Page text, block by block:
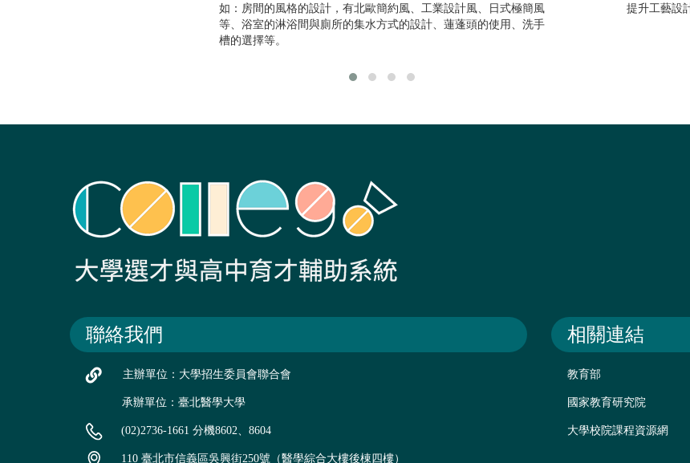
如：房間的風格的設計，有北歐簡約風、工業設計風、日式極簡風
等、浴室的淋浴間與廁所的集水方式的設計、蓮蓬頭的使用、洗手
槽的選擇等。
街道家具等，主要
提升工藝設
聯絡我們
主辦單位：大學招生委員會聯合會
承辦單位：臺北醫學大學
(02)2736-1661 分機8602、8604
110 臺北市信義區吳興街250號（醫學綜合大樓後棟四樓）
相關連結
教育部
國家教育研究院
大學校院課程資源網